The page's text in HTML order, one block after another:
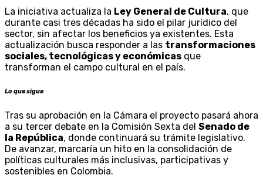
La iniciativa actualiza la Ley General de Cultura, que
durante casi tres décadas ha sido el pilar jurídico del
sector, sin afectar los beneficios ya existentes. Esta
actualización busca responder a las transformaciones
sociales, tecnológicas y económicas que
transforman el campo cultural en el país.
Lo que sigue
Tras su aprobación en la Cámara el proyecto pasará ahora
a su tercer debate en la Comisión Sexta del Senado de
la República, donde continuará su trámite legislativo.
De avanzar, marcaría un hito en la consolidación de
políticas culturales más inclusivas, participativas y
sostenibles en Colombia.